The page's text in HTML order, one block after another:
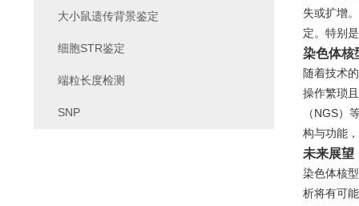
失或扩增
定。特别
染色体核
随着技术
操作繁琐
（NGS）
构与功能
未来展望
染色体核
析将有可
大小鼠遗传背景鉴定
细胞STR鉴定
端粒长度检测
SNP